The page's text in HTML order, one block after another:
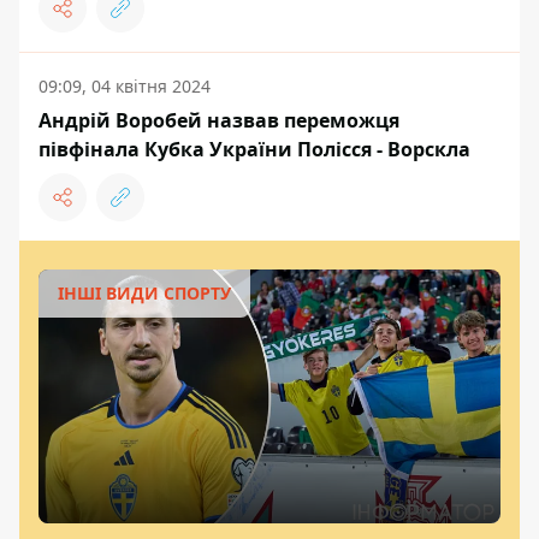
09:09, 04 квітня 2024
Андрій Воробей назвав переможця
півфінала Кубка України Полісся - Ворскла
ІНШІ ВИДИ СПОРТУ